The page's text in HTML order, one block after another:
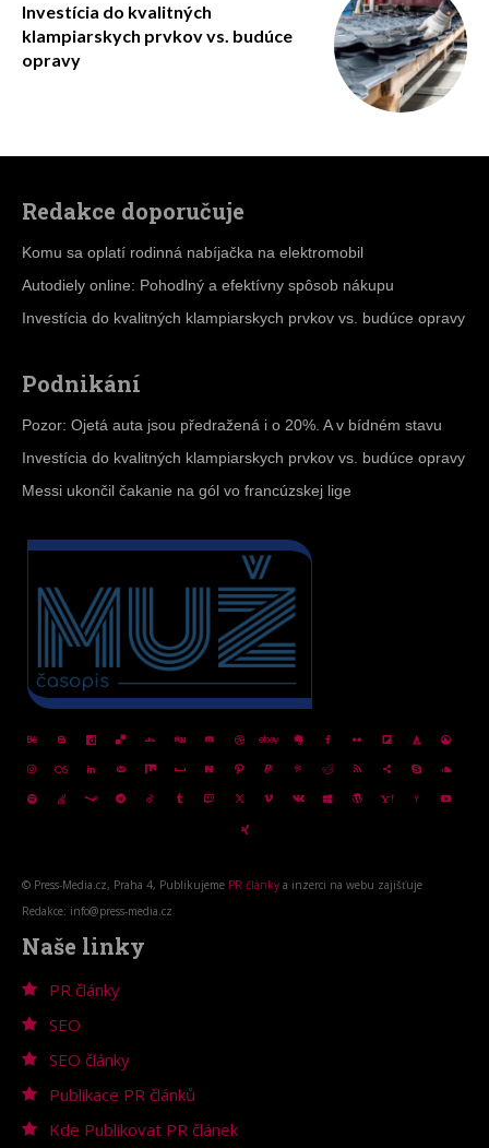
Investícia do kvalitných
klampiarskych prvkov vs. budúce
opravy
Redakce doporučuje
Komu sa oplatí rodinná nabíjačka na elektromobil
Autodiely online: Pohodlný a efektívny spôsob nákupu
Investícia do kvalitných klampiarskych prvkov vs. budúce opravy
Podnikání
Pozor: Ojetá auta jsou předražená i o 20%. A v bídném stavu
Investícia do kvalitných klampiarskych prvkov vs. budúce opravy
Messi ukončil čakanie na gól vo francúzskej lige
© Press-Media.cz, Praha 4, Publikujeme PR články a inzerci na webu zajišťuje
Redakce: info@press-media.cz
Naše linky
PR články
SEO
SEO články
Publikace PR článků
Kde Publikovat PR článek